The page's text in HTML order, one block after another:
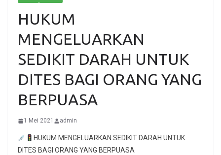
HUKUM
MENGELUARKAN
SEDIKIT DARAH UNTUK
DITES BAGI ORANG YANG
BERPUASA
1 Mei 2021 admin
HUKUM MENGELUARKAN SEDIKIT DARAH UNTUK
DITES BAGI ORANG YANG BERPUASA